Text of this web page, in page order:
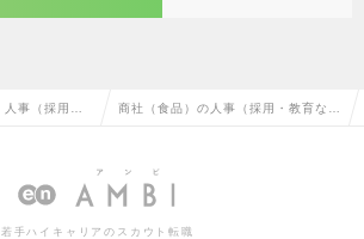
人事（採用・ 商社（食品）の人事（採用・教育な
若手ハイキャリアのスカウト転職